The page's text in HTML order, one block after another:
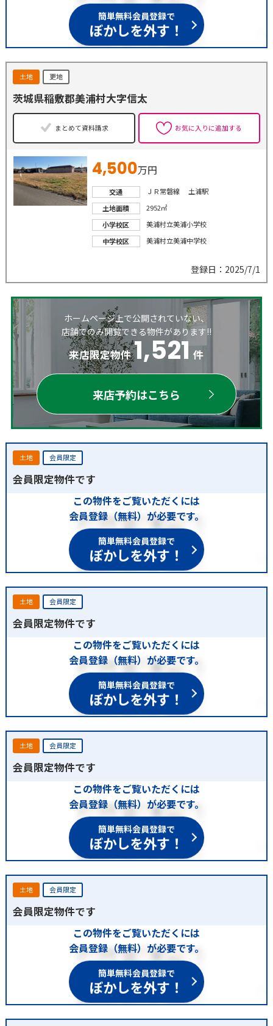
簡単無料会員登録で
ぼかしを外す！
土地 更地
茨城県稲敷郡美浦村大字信太
まとめて資料請求 お気に入りに追加する
4,500万円
交通
ＪＲ常磐線 土浦駅
土地面積
2952㎡
小学校区
美浦村立美浦小学校
中学校区
美浦村立美浦中学校
登録日：2025/7/1
ホームページ上で公開されていない、
店舗でのみ閲覧できる物件があります!!
来店限定物件 1,521 件
来店予約はこちら
土地 会員限定
会員限定物件です
この物件をご覧いただくには
会員登録（無料）が必要です。
簡単無料会員登録で
ぼかしを外す！
土地 会員限定
会員限定物件です
この物件をご覧いただくには
会員登録（無料）が必要です。
簡単無料会員登録で
ぼかしを外す！
土地 会員限定
会員限定物件です
この物件をご覧いただくには
会員登録（無料）が必要です。
簡単無料会員登録で
ぼかしを外す！
土地 会員限定
会員限定物件です
この物件をご覧いただくには
会員登録（無料）が必要です。
簡単無料会員登録で
ぼかしを外す！